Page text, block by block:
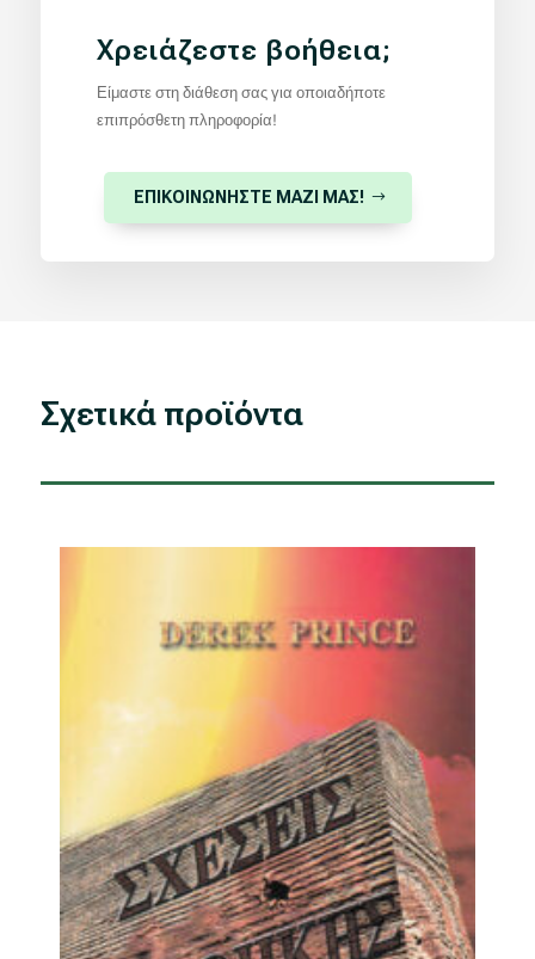
Χρειάζεστε βοήθεια;
Είμαστε στη διάθεση σας για οποιαδήποτε
επιπρόσθετη πληροφορία!
ΕΠΙΚΟΙΝΩΝΗΣΤΕ ΜΑΖΙ ΜΑΣ!
Σχετικά προϊόντα